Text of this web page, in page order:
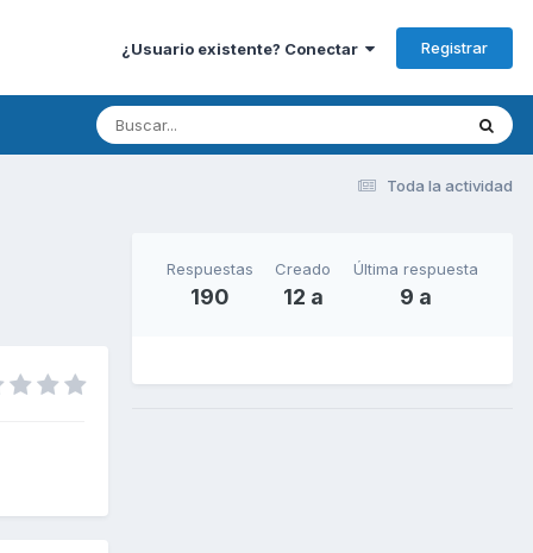
¿Usuario existente? Conectar Registrar
Toda la actividad
Respuestas
190
Creado
12 a
Última respuesta
9 a